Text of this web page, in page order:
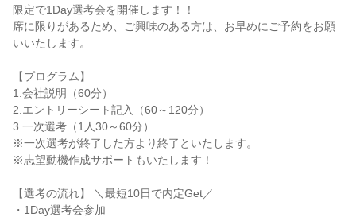
限定で1Day選考会を開催します！！
席に限りがあるため、ご興味のある方は、お早めにご予約をお願
いいたします。
【プログラム】
1.会社説明（60分）
2.エントリーシート記入（60～120分）
3.一次選考（1人30～60分）
※一次選考が終了した方より終了といたします。
※志望動機作成サポートもいたします！
【選考の流れ】 ＼最短10日で内定Get／
・1Day選考会参加